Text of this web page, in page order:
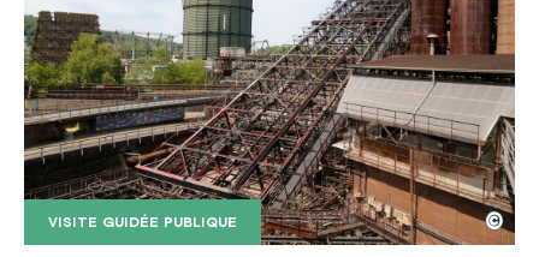
VISITE GUIDÉE PUBLIQUE
Le monte-charge incliné de la Völklinger Hütte
Copyright: Weltkulturerbe Völklinger Hütte | Karl
©